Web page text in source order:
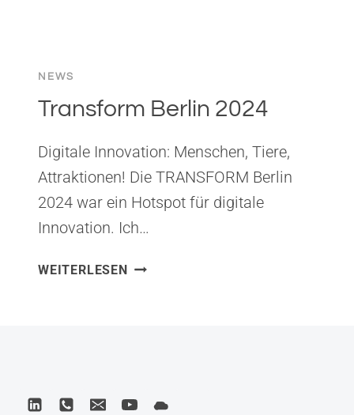
NEWS
Transform Berlin 2024
Digitale Innovation: Menschen, Tiere,
Attraktionen! Die TRANSFORM Berlin
2024 war ein Hotspot für digitale
Innovation. Ich…
WEITERLESENTRANSFORM